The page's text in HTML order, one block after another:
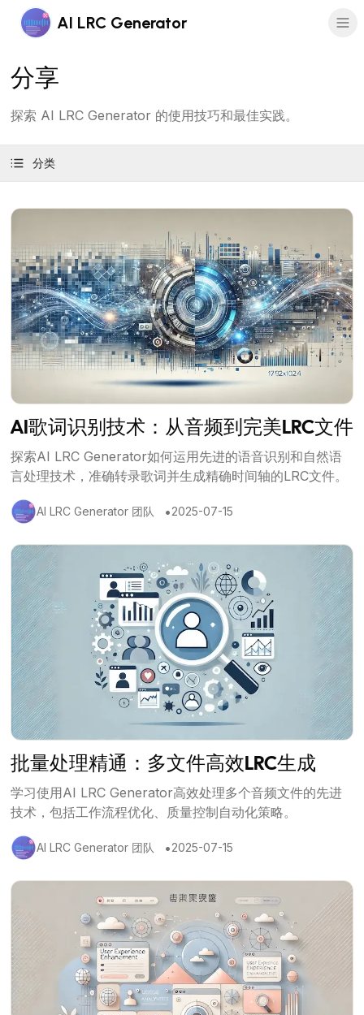
AI LRC Generator
分享
探索 AI LRC Generator 的使用技巧和最佳实践。
分类
AI歌词识别技术：从音频到完美LRC文件
探索AI LRC Generator如何运用先进的语音识别和自然语
言处理技术，准确转录歌词并生成精确时间轴的LRC文件。
AI LRC Generator 团队 •2025-07-15
批量处理精通：多文件高效LRC生成
学习使用AI LRC Generator高效处理多个音频文件的先进
技术，包括工作流程优化、质量控制自动化策略。
AI LRC Generator 团队 •2025-07-15
查看文章